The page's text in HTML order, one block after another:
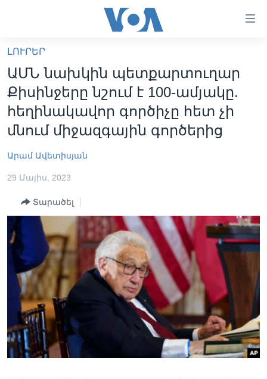
հիմնական
բովանդակությանը
անցնել
հիմնական
բովանդակությանը
հիմնական
ԼՈՒՐԵՐ
ՍՓՅՈՒՌՔ
ՏԵՍԱՆՅՈՒԹԵՐ
ԿԱՊ ՄԵԶ ՀԵՏ
Learning English
ՀԵՏԵՒԵՔ ՄԵԶ
Լեզուներ
ԼՈՒՐԵՐ
ԱՄՆ նախկին պետքարտուղար
Քիսինջերը նշում է 100-ամյակը.
հեղինակավոր գործիչը հետ չի
մնում միջազգային գործերից
Արամ Ավետիսյան
29 Մայիս, 2023
Տարածել